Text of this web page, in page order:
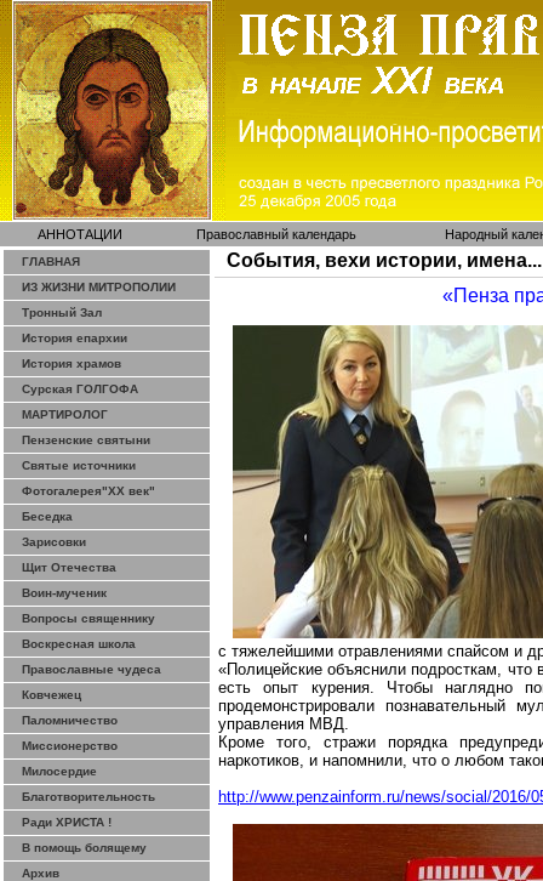
АННОТАЦИИ Православный календарь Народный
ГЛАВНАЯ
ИЗ ЖИЗНИ МИТРОПОЛИИ
Тронный Зал
История епархии
История храмов
Сурская ГОЛГОФА
МАРТИРОЛОГ
Пензенские святыни
Святые источники
Фотогалерея"ХХ век"
Беседка
Зарисовки
Щит Отечества
Воин-мученик
Вопросы священнику
Воскресная школа
Православные чудеса
Ковчежец
Паломничество
Миссионерство
Милосердие
Благотворительность
Ради ХРИСТА !
В помощь болящему
Архив
События, вехи истории, имена...
«Пенза
с тяжелейшими отравлениями спайсом и
«Полицейские объяснили подросткам, что
есть опыт курения. Чтобы наглядно
продемонстрировали познавательный
управления МВД.
Кроме того, стражи порядка
наркотиков, и напомнили, что о любом
http://www.penzainform.ru/news/social/